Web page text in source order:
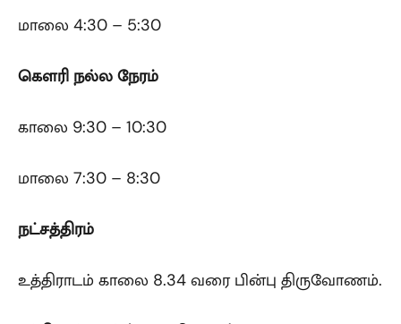
மாலை 4:30 – 5:30
கௌரி நல்ல நேரம்
காலை 9:30 – 10:30
மாலை 7:30 – 8:30
நட்சத்திரம்
உத்திராடம் காலை 8.34 வரை பின்பு திருவோணம்.